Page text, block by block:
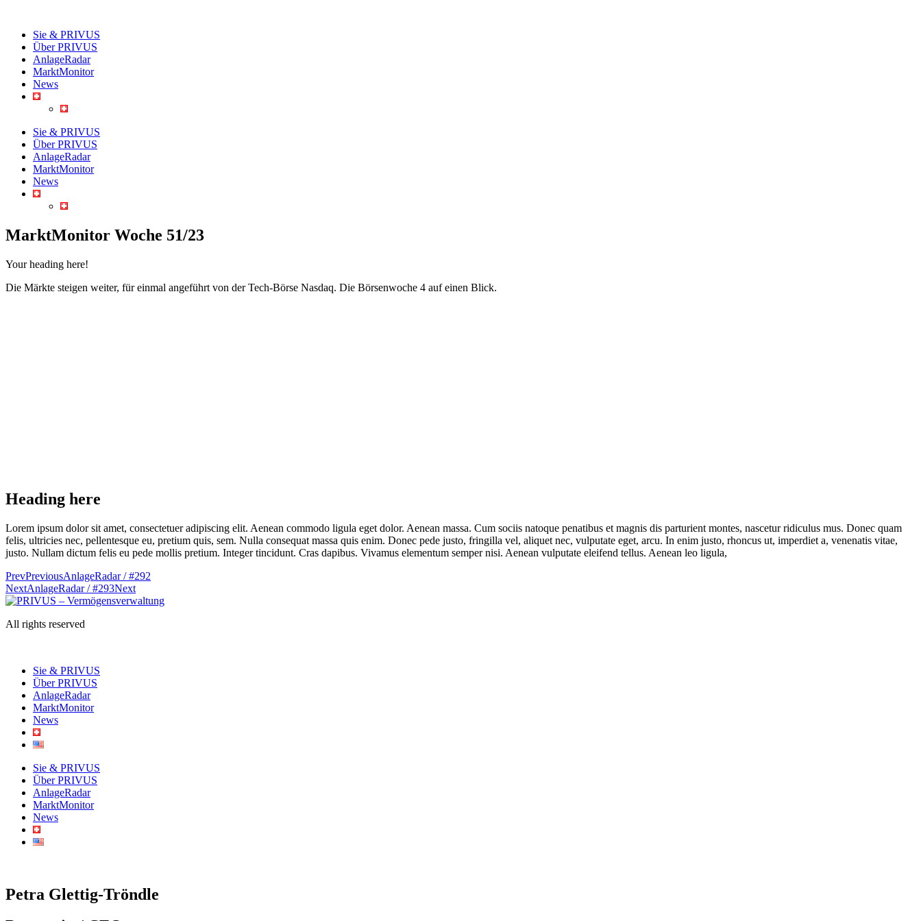
contentSie & PRIVUS
Über PRIVUS
AnlageRadar
MarktMonitor
News
Sie & PRIVUS
Über PRIVUS
AnlageRadar
MarktMonitor
News
MarktMonitor Woche 51/23
Your heading here!
Die Märkte steigen weiter, für einmal angeführt von der Tech-Börse Nasdaq. Die Börsenwoche 4 auf einen Blick.
Heading here
Lorem ipsum dolor sit amet, consectetuer adipiscing elit. Aenean commodo ligula eget dolor. Aenean massa. Cum sociis natoque penatibus et magnis dis parturient montes, nascetur ridiculus mus. Donec quam
felis, ultricies nec, pellentesque eu, pretium quis, sem. Nulla consequat massa quis enim. Donec pede justo, fringilla vel, aliquet nec, vulputate eget, arcu. In enim justo, rhoncus ut, imperdiet a, venenatis vitae,
justo. Nullam dictum felis eu pede mollis pretium. Integer tincidunt. Cras dapibus. Vivamus elementum semper nisi. Aenean vulputate eleifend tellus. Aenean leo ligula,
PrevPreviousAnlageRadar / #292
NextAnlageRadar / #293Next
All rights reserved
Sie & PRIVUS
Über PRIVUS
AnlageRadar
MarktMonitor
News
Sie & PRIVUS
Über PRIVUS
AnlageRadar
MarktMonitor
News
Petra Glettig-Tröndle